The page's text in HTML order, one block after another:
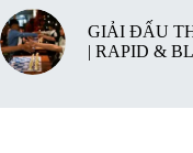
GIẢI ĐẤU
| RAPID &